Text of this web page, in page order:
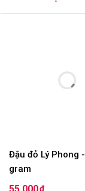
Đậu đỏ Lý Phong
gram
đ